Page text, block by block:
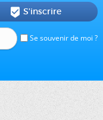
Se souvenir de moi ?
 S'inscrire